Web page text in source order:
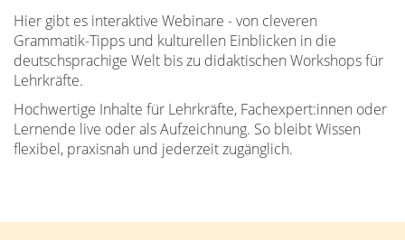
Hier gibt es interaktive Webinare - von cleveren
Grammatik-Tipps und kulturellen Einblicken in die
deutschsprachige Welt bis zu didaktischen Workshops für
Lehrkräfte.
Hochwertige Inhalte für Lehrkräfte, Fachexpert:innen oder
Lernende live oder als Aufzeichnung. So bleibt Wissen
flexibel, praxisnah und jederzeit zugänglich.